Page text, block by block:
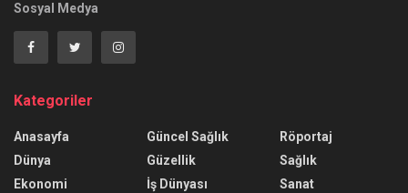
Sosyal Medya
Kategoriler
Anasayfa
Dünya
Ekonomi
Güncel Sağlık
Güzellik
İş Dünyası
Röportaj
Sağlık
Sanat